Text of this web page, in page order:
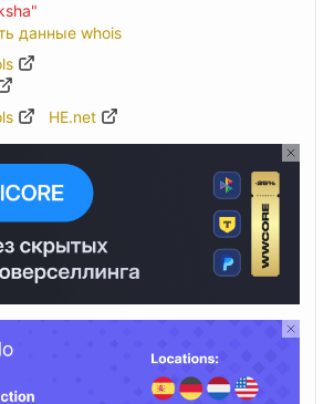
данные whois
HE.net